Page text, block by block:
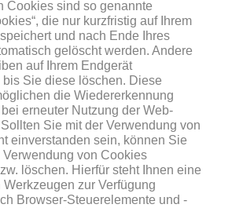
Cookies sind so genannte
die nur kurzfristig auf Ihrem
und nach Ende Ihres
gelöscht werden. Andere
auf Ihrem Endgerät
bis Sie diese löschen. Diese
die Wiedererkennung
erneuter Nutzung der Web-
Sie mit der Verwendung von
einverstanden sein, können Sie
Verwendung von Cookies
löschen. Hierfür steht Ihnen eine
zur Verfügung
Browser-Steuerelemente und -